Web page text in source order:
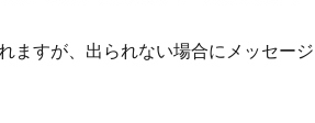
ますが、出られない場合にメッセー